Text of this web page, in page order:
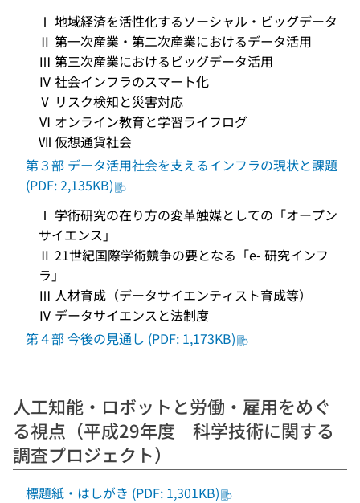
Ⅰ 地域経済を活性化するソーシャル・ビッグデータ
Ⅱ 第一次産業・第二次産業におけるデータ活用
Ⅲ 第三次産業におけるビッグデータ活用
Ⅳ 社会インフラのスマート化
Ⅴ リスク検知と災害対応
Ⅵ オンライン教育と学習ライフログ
Ⅶ 仮想通貨社会
第３部 データ活用社会を支えるインフラの現状と課題
(PDF: 2,135KB)
Ⅰ 学術研究の在り方の変革触媒としての「オープン
サイエンス」
Ⅱ 21世紀国際学術競争の要となる「e- 研究インフ
ラ」
Ⅲ 人材育成（データサイエンティスト育成等）
Ⅳ データサイエンスと法制度
第４部 今後の見通し (PDF: 1,173KB)
人工知能・ロボットと労働・雇用をめぐ
る視点（平成29年度 科学技術に関する
調査プロジェクト）
標題紙・はしがき (PDF: 1,301KB)